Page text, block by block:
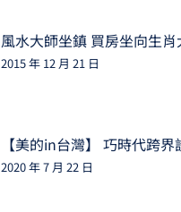
風水大師坐鎮 買房坐向生
2015 年 12 月 21 日
【美的in台灣】 巧時代跨
2020 年 7 月 22 日